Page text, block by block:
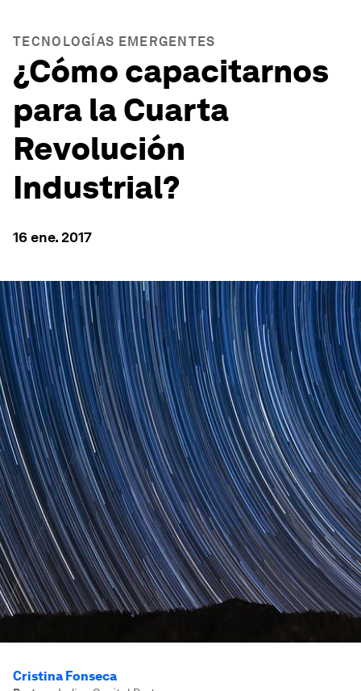
TECNOLOGÍAS EMERGENTES
¿Cómo capacitarnos
para la Cuarta
Revolución
Industrial?
16 ene. 2017
Cristina Fonseca